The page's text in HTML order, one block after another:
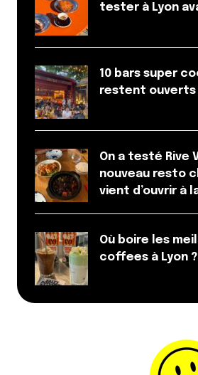
tester à Lyon
10 bars super
restent ouverts
On a testé Rive
nouveau resto
vient d’ouvrir à
Où boire les
coffees à Lyon ?